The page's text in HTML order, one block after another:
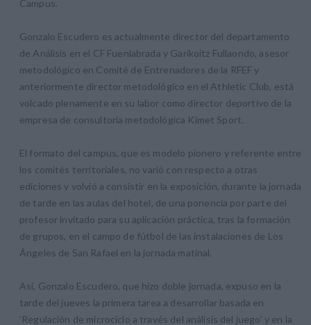
Campus.
Gonzalo Escudero es actualmente director del departamento
de Análisis en el CF Fuenlabrada y Garikoitz Fullaondo, asesor
metodológico en Comité de Entrenadores de la RFEF y
anteriormente director metodológico en el Athletic Club, está
volcado plenamente en su labor como director deportivo de la
empresa de consultoria metodológica Kimet Sport.
El formato del campus, que es modelo pionero y referente entre
los comités territoriales, no varió con respecto a otras
ediciones y volvió a consistir en la exposición, durante la jornada
de tarde en las aulas del hotel, de una ponencia por parte del
profesor invitado para su aplicación práctica, tras la formación
de grupos, en el campo de fútbol de las instalaciones de Los
Ángeles de San Rafael en la jornada matinal.
Así, Gonzalo Escudero, que hizo doble jornada, expuso en la
tarde del jueves la primera tarea a desarrollar basada en
‘Regulación de microciclo a través del análisis del juego’ y en la